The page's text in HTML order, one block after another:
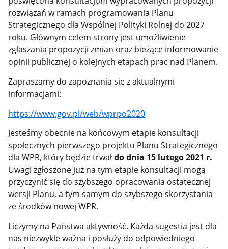
rozwiązań w ramach programowania Planu
Strategicznego dla Wspólnej Polityki Rolnej do 2027
roku. Głównym celem strony jest umożliwienie
zgłaszania propozycji zmian oraz bieżące informowanie
opinii publicznej o kolejnych etapach prac nad Planem.
Zapraszamy do zapoznania się z aktualnymi
informacjami:
https://www.gov.pl/web/wprpo2020
Jesteśmy obecnie na końcowym etapie konsultacji
społecznych pierwszego projektu Planu Strategicznego
dla WPR, który będzie trwałdo dnia 15 lutego 2021 r.
Uwagi zgłoszone już na tym etapie konsultacji mogą
przyczynić się do szybszego opracowania ostatecznej
wersji Planu, a tym samym do szybszego skorzystania
ze środków nowej WPR.
Liczymy na Państwa aktywność. Każda sugestia jest dla
nas niezwykle ważna i posłuży do odpowiedniego